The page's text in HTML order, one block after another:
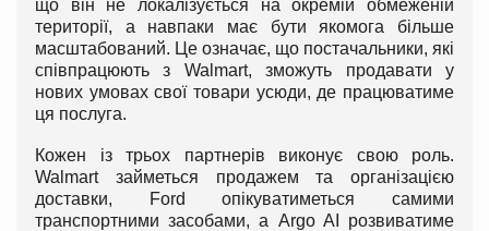
що він не локалізується на окремій обмеженій
території, а навпаки має бути якомога більше
масштабований. Це означає, що постачальники, які
співпрацюють з Walmart, зможуть продавати у
нових умовах свої товари усюди, де працюватиме
ця послуга.
Кожен із трьох партнерів виконує свою роль.
Walmart займеться продажем та організацією
доставки, Ford опікуватиметься самими
транспортними засобами, а Argo AI розвиватиме